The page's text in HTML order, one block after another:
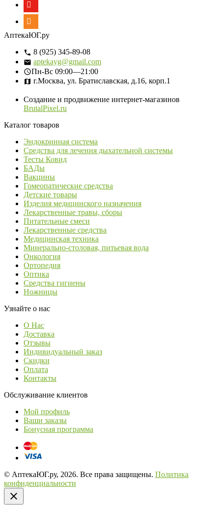
АптекаЮГ.ру
8 (925) 345-89-08
aptekayg@gmail.com
Пн-Вс 09:00—21:00
г.Москва, ул. Братиславская, д.16, корп.1
Создание и продвижение интернет-магазинов
BrutalPixel.ru
Каталог товаров
Эндокринная система
Средства для лечения дыхательной системы
Тесты Ковид
БАДы
Вакцины
Гомеопатические средства
Детские товары
Изделия медицинского назначения
Лекарственные травы, сборы
Питательные смеси
Лекарственные средства
Медицинская техника
Минерально-столовая, питьевая вода
Онкология
Ортопедия
Оптика
Средства гигиены
Ножницы
Узнайте о нас
О Нас
Доставка
Отзывы
Индивидуальный заказ
Скидки
Оплата
Контакты
Обслуживание клиентов
Мой профиль
Ваши заказы
Бонусная программа
© АптекаЮГ.ру, 2026. Все права защищены. Политика
конфиденциальности